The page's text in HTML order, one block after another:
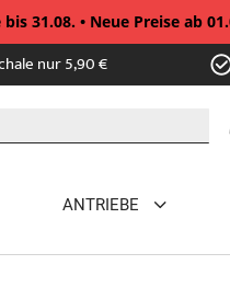
31.08. • Neue Preise ab
nur 5,90 €
ANTRIEBE